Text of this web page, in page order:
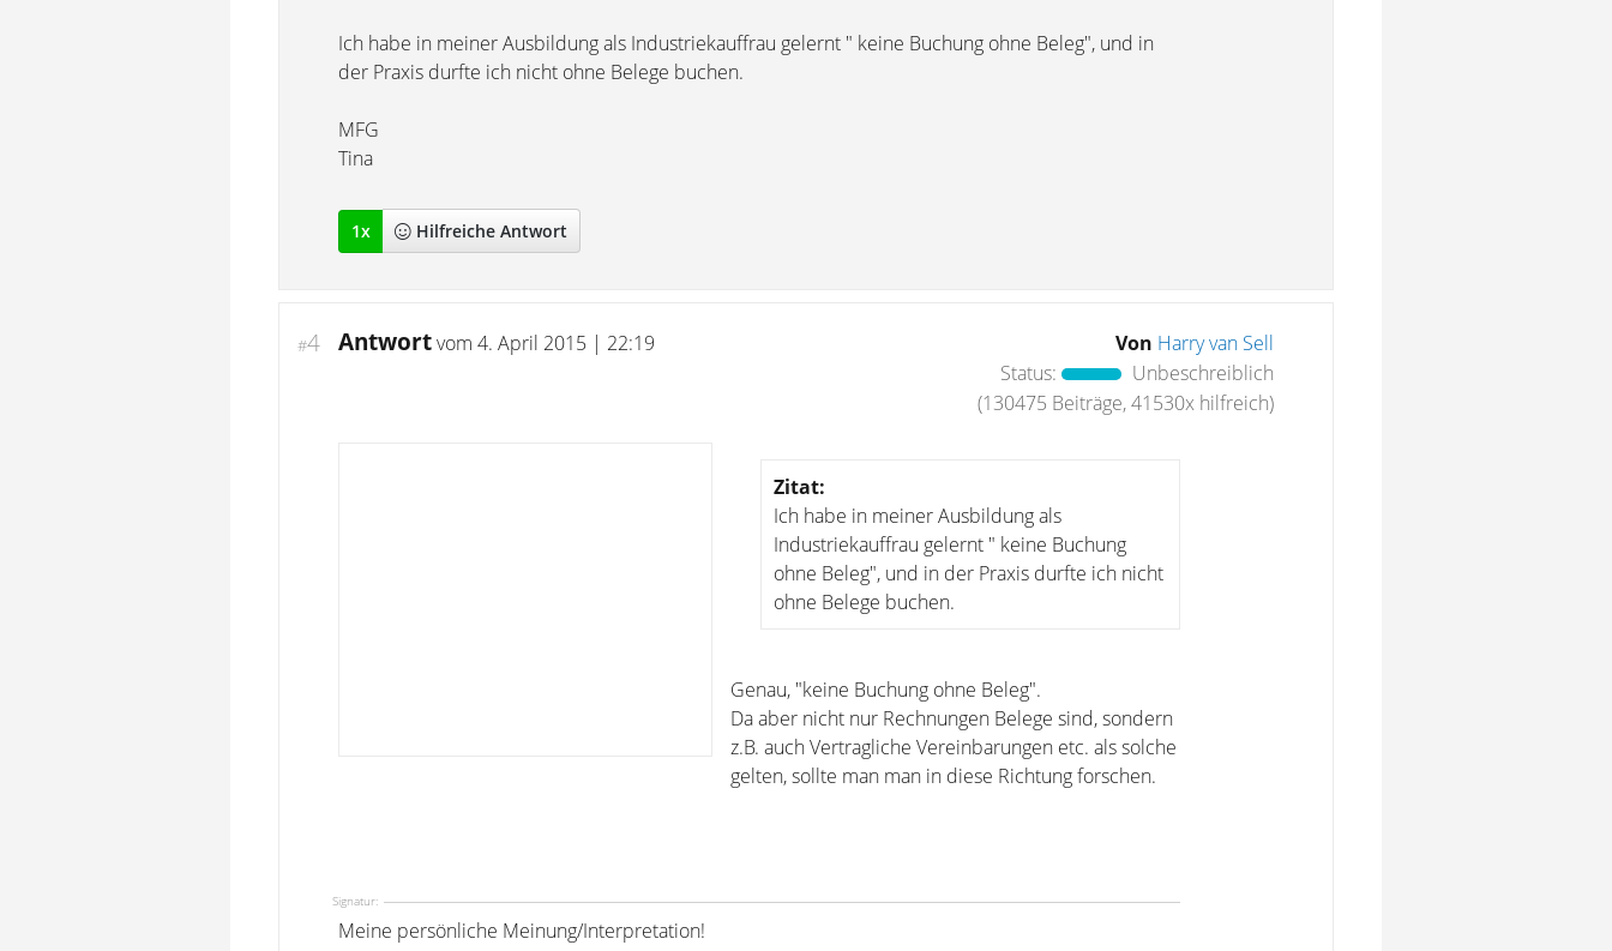
Ich habe in meiner Ausbildung als Industriekauffrau gelernt " keine Buchung ohne Beleg", und in
der Praxis durfte ich nicht ohne Belege buchen.
MFG
Tina
1x Hilfreiche Antwort
#4 Antwortvom 4. April 2015 | 22:19 Von Harry van Sell
Status:
Unbeschreiblich
(130475 Beiträge, 41530x hilfreich)
Zitat:
Ich habe in meiner Ausbildung als
Industriekauffrau gelernt " keine Buchung
ohne Beleg", und in der Praxis durfte ich nicht
ohne Belege buchen.
Genau, "keine Buchung ohne Beleg".
Da aber nicht nur Rechnungen Belege sind, sondern
z.B. auch Vertragliche Vereinbarungen etc. als solche
gelten, sollte man man in diese Richtung forschen.
Signatur:
Meine persönliche Meinung/Interpretation!